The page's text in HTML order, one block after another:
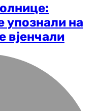
упознали на
вјенчали